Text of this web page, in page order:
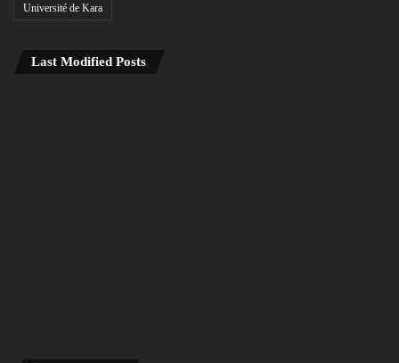
Université de Kara
Last Modified Posts